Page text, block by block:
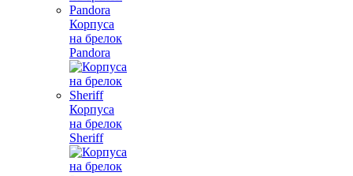
Корпуса
на брелок
Pandora
Корпуса
на брелок
Sheriff